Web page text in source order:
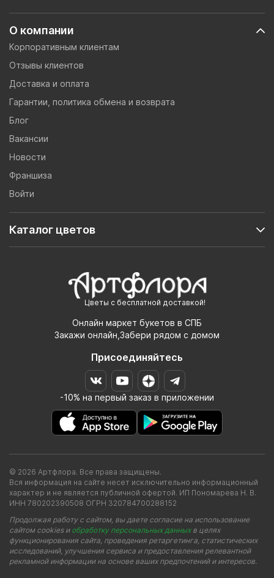
Цветы с бесплатной доставкой!
Онлайн маркет букетов в СПБ
Закажи онлайн,Забери рядом с домом
Присоединяйтесь
-10% на первый заказ в приложении
О компании
Корпоративным клиентам
Отзывы клиентов
Доставка и оплата
Гарантии, политика обмена и возврата
Блог
Вакансии
Новости
Франшиза
Войти
Каталог цветов
© 2026 Артфлора. Все права защищены.
Вся информация на сайте несет исключительно информационный
характер и не является публичной офертой. ИП Пономарева Н. В.
ИНН 780202390508 ОГРН 320784700288152
Продолжая работу с сайтом, вы даете согласие на использование
сайтом cookies и обработку персональных данныхв целях
функционирования сайта, проведения ретаргетинга, статистических
исследований, улучшения сервиса и предоставления релевантной
рекламной информации на основе ваших предпочтений и интересов.